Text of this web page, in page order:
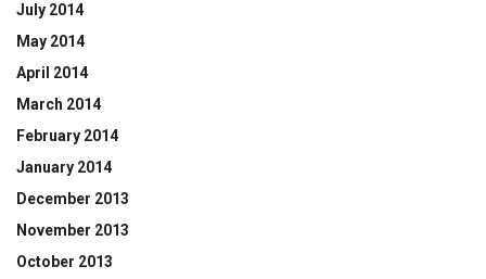
July 2014
May 2014
April 2014
March 2014
February 2014
January 2014
December 2013
November 2013
October 2013